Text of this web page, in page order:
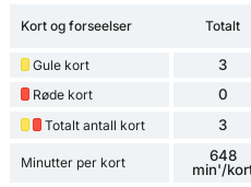
Kort og forseelser Totalt
Gule kort 3
Røde kort 0
Totalt antall kort 3
Minutter per kort
648
min'/